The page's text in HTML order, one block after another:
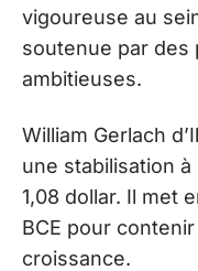
vigoureuse au
soutenue par des
ambitieuses.
William Gerlach
une stabilisation
1,08 dollar. Il met
BCE pour
croissance.